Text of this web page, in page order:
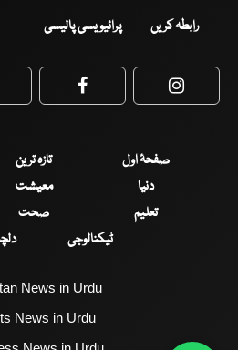
رابطہ کریں پرائیویسی پالیسی
Facebook
صفحۂ اول تازہ ترین
دنیا
معیشت
تعلیم
صحت
ٹیکنالوجی
News in Urdu
News in Urdu